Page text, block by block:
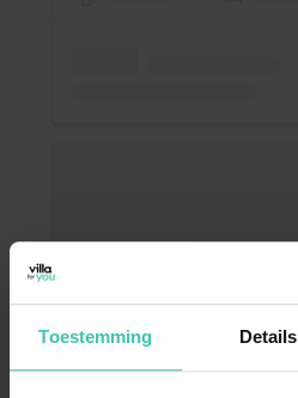
Toestemming Details